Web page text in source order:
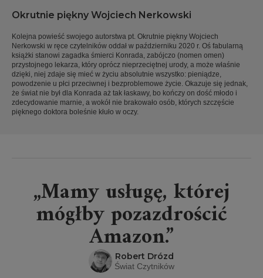
Okrutnie piękny Wojciech Nerkowski
Kolejna powieść swojego autorstwa pt. Okrutnie piękny Wojciech
Nerkowski w ręce czytelników oddał w październiku 2020 r. Oś fabularną
książki stanowi zagadka śmierci Konrada, zabójczo (nomen omen)
przystojnego lekarza, który oprócz nieprzeciętnej urody, a może właśnie
dzięki, niej zdaje się mieć w życiu absolutnie wszystko: pieniądze,
powodzenie u płci przeciwnej i bezproblemowe życie. Okazuje się jednak,
że świat nie był dla Konrada aż tak łaskawy, bo kończy on dość młodo i
zdecydowanie marnie, a wokół nie brakowało osób, których szczęście
pięknego doktora boleśnie kłuło w oczy.
„Mamy usługę, której
mógłby pozazdrościć
Amazon.”
Robert Drózd
Świat Czytników